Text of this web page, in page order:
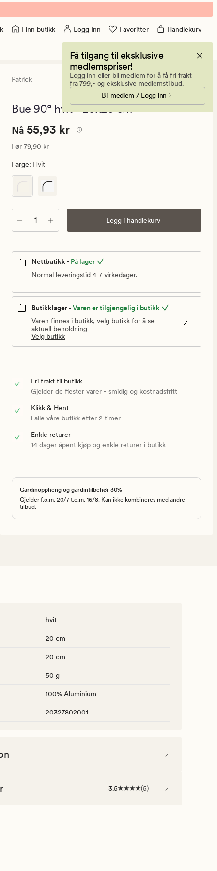
Finn butikk Logg Inn Favoritter Handlekurv
Få tilgang til eksklusive
medlemspriser!
Logg inn eller bli medlem for å få fri frakt
fra 799,- og eksklusive medlemstilbud.
Bli medlem / Logg inn
Patrick
5
anmeldelser
en
3.5
Bue 90° hvit - 20x20 cm
Nåværende
55,93
kr.
79,90
kr
Nåværende pris
Nå 55,93 kr
Vanlig pris 79,90 kr
Før79,90 kr
Farge: Hvit
Antall Legg i handlekurv
Nettbutikk - På lager
Normal leveringstid 4-7 virkedager.
Butikklager -Varen er tilgjengelig i butikk
Varen finnes i butikk, velg butikk for å se
aktuell beholdning
Velg butikk
Fri frakt til butikk
Gjelder de flester varer - smidig og kostnadsfritt
Klikk & Hent
i alle våre butikk etter 2 timer
Enkle returer
14 dager åpent kjøp og enkle returer i butikk
Gardinoppheng og gardintilbehør 30%
Gjelder f.o.m. 20/7 t.o.m. 16/8. Kan ikke kombineres med andre
tilbud.
hvit
20 cm
20 cm
50 g
100% Aluminium
20327802001
3.5 (5)